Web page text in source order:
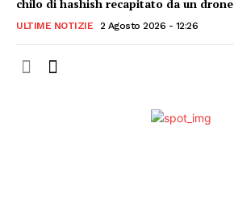
chilo di hashish recapitato da un drone
ULTIME NOTIZIE 2 Agosto 2026 - 12:26